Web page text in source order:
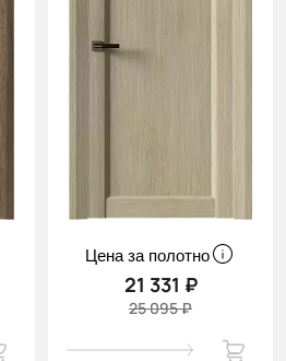
Цена за полотно
21 331 ₽
25 095 ₽